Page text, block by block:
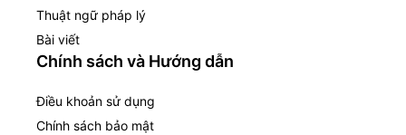
Thuật ngữ pháp lý
Bài viết
Chính sách và Hướng dẫn
Điều khoản sử dụng
Chính sách bảo mật